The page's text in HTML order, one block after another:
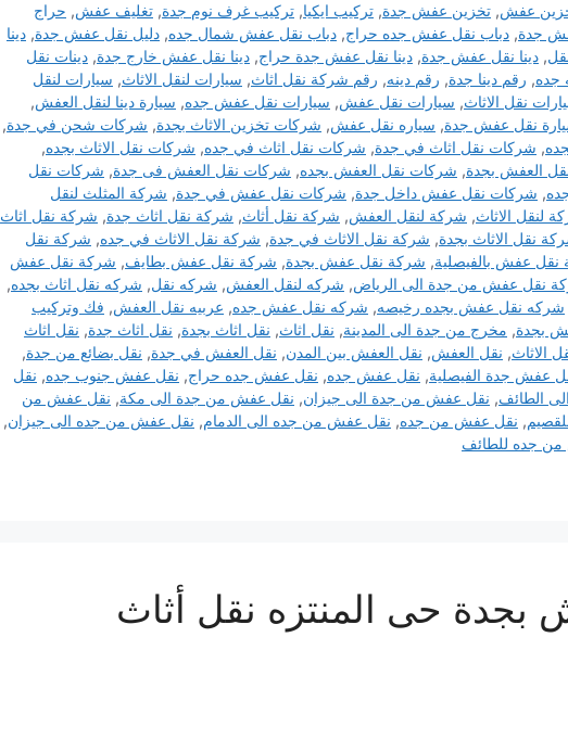
عفش, تخزين عفش جدة, تركيب ايكيا, تركيب غرف نوم جدة, تغليف عفش, حراج
جدة, دباب نقل عفش جده حراج, دباب نقل عفش شمال جده, دليل نقل عفش جدة, دينا
, دينا نقل عفش جدة, دينا نقل عفش جدة حراج, دينا نقل عفش خارج جدة, دينات نقل
جده, رقم دينا جدة, رقم دينه, رقم شركة نقل اثاث, سيارات لنقل الاثاث, سيارات لنقل
نقل الاثاث, سيارات نقل عفش, سيارات نقل عفش جده, سيارة دينا لنقل العفش,
نقل عفش جدة, سياره نقل عفش, شركات تخزين الاثاث بجدة, شركات شحن في جدة,
, شركات نقل اثاث في جدة, شركات نقل اثاث في جده, شركات نقل الاثاث بجده,
العفش بجدة, شركات نقل العفش بجده, شركات نقل العفش فى جدة, شركات نقل
, شركات نقل عفش داخل جدة, شركات نقل عفش في جدة, شركة المثلث لنقل
لنقل الاثاث, شركة لنقل العفش, شركة نقل أثاث, شركة نقل اثاث جدة, شركة نقل اثاث
نقل الاثاث بجدة, شركة نقل الاثاث في جدة, شركة نقل الاثاث في جده, شركة نقل
نقل عفش بالفيصلية, شركة نقل عفش بجدة, شركة نقل عفش بطايف, شركة نقل عفش
نقل عفش من جدة الى الرياض, شركه لنقل العفش, شركه نقل, شركه نقل اثاث بجده,
شركه نقل عفش بجده رخيصه, شركه نقل عفش جده, عربيه نقل العفش, فك وتركيب
بجدة, مخرج من جدة الى المدينة, نقل اثاث, نقل اثاث بجدة, نقل اثاث جدة, نقل اثاث
الاثاث, نقل العفش, نقل العفش بين المدن, نقل العفش في جدة, نقل بضائع من جدة,
عفش جدة الفيصلية, نقل عفش جده, نقل عفش جده حراج, نقل عفش جنوب جده, نقل
الطائف, نقل عفش من جدة الى جيزان, نقل عفش من جدة الى مكة, نقل عفش من
, نقل عفش من جده, نقل عفش من جده الى الدمام, نقل عفش من جده الى جيزان,
جده للطائف
حى المنتزه نقل أثاث